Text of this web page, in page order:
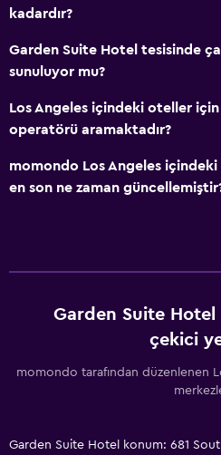
kadardır?
Garden Suite Hotel tesisinde
sunuluyor mu?
Los Angeles içindeki oteller
operatörü aramaktadır?
momondo Los Angeles
en son ne zaman
Garden Suite Hotel
çekici
momondo tarafından düzenlenen
Garden Suite Hotel konum: 681